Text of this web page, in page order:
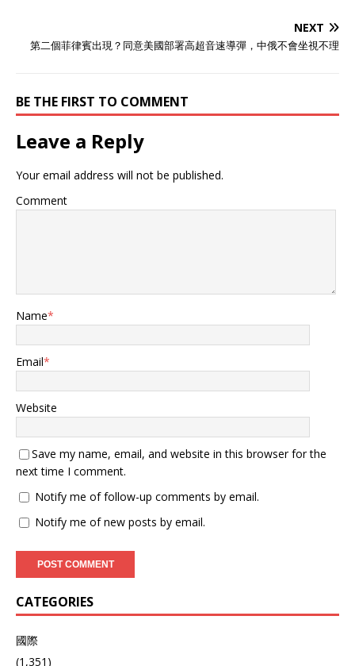
示边界线，纯属操作失误。
艘船不是什么老古董，它是
秋月级驱逐舰的第三艘，
2014年3月才服役，由三菱
重工长崎厂造的。标准排水
量5000吨，满载6800吨，
装备齐全，反潜防空样样
行。舰上有OQQ-22舰艏声
炮、两座密集阵近防炮、32
单元MK41垂直发射器，能
装阿斯洛克反潜导弹和
ESSM舰空导弹。 四台
SM1C燃气轮机，总功率
64000马力，航速30节，舰
员200人。隶属第四护卫队
群第八护卫队，主要干舰队
反潜和区域防空的任务。那
天它接到命令，是去监视中
国海军在东海的演习，中国
海军当时正在进行实弹射
发了禁航警告，坐标清清楚
楚，禁止任何船只进入。可
凉月号偏偏不听劝，硬要靠
近。 日方事发后没马上公
开，五天后就撤了舰长高畑
康弘的职，这家伙上任才两
个月，2024年5月刚接手。
撤职原因是调查显示舰长失
通过非正式渠道跟中方通
报，说是技术失误，还保证
对日本“凉月”号进行炮击警
告，迫使其改变航道。 按照
告炮弹，随后在它越过领海
后，解放军又发射了另一发
进行了解释，称当时“凉
月”号上有一个开关未开，电
道，“凉月”号出现在事发海
放军的联合军演。说白了，
它就是冲着我国来的。在这
更加谨慎，出现“开关未
开”这样的事，显然很难
度上看，不排除“凉月”号就
是有意为之，妄图以此来试
探我国的“底线”，如果我国
次。只是最后的结果是他们
没想到的，解放军会直接对
炮击的事，日本方面在事后
NEXT
第二個菲律賓出現？同意美國部署高超音速導彈，中俄不會坐視不理
BE THE FIRST TO COMMENT
Leave a Reply
Your email address will not be published.
Comment
Name*
Email*
Website
Save my name, email, and website in this browser for the
next time I comment.
Notify me of follow-up comments by email.
Notify me of new posts by email.
CATEGORIES
國際
(1,351)